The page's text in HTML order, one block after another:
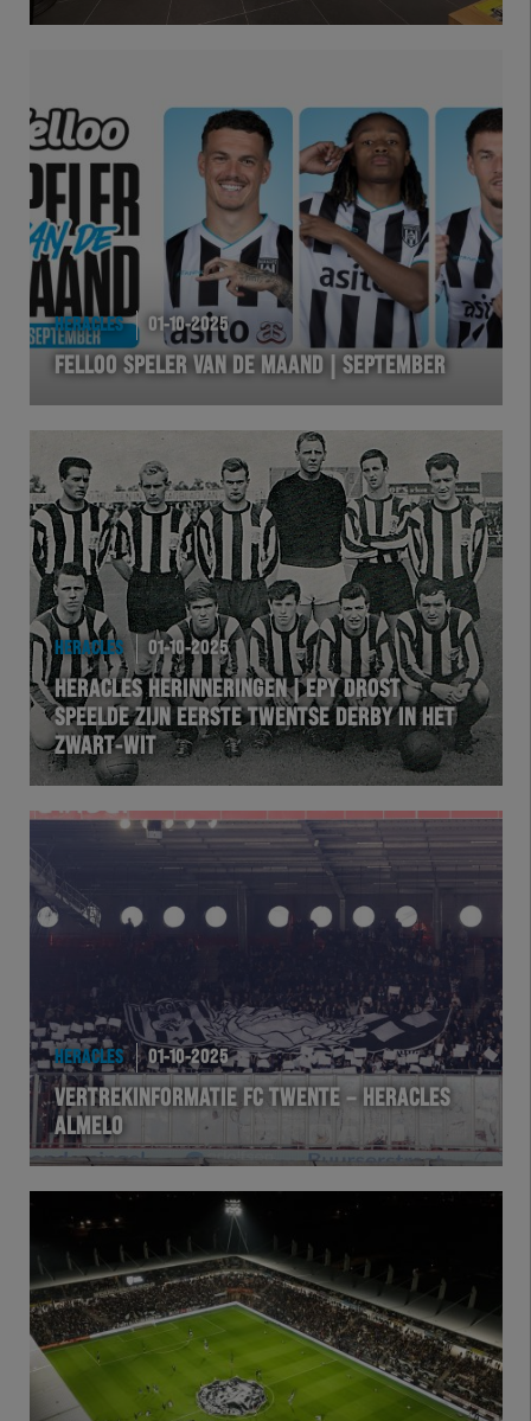
HERACLES 01-10-2025
FELLOO SPELER VAN DE MAAND | SEPTEMBER
HERACLES 01-10-2025
HERACLES HERINNERINGEN | EPY DROST
SPEELDE ZIJN EERSTE TWENTSE DERBY IN HET
ZWART-WIT
HERACLES 01-10-2025
VERTREKINFORMATIE FC TWENTE – HERACLES
ALMELO